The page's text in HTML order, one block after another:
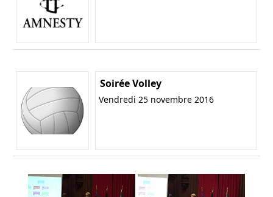
Soirée Volley
Vendredi 25 novembre 2016